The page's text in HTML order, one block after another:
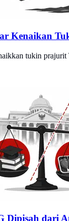
Kenaikan
tukin prajurit
Dipisah dari